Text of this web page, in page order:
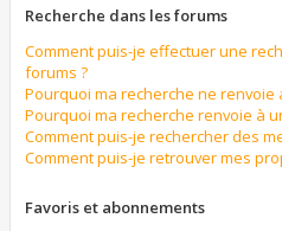
Recherche dans les forums
Comment puis-je effectuer une
forums ?
Pourquoi ma recherche ne renvoie
Pourquoi ma recherche renvoie à
Comment puis-je rechercher des
Comment puis-je retrouver mes
Favoris et abonnements